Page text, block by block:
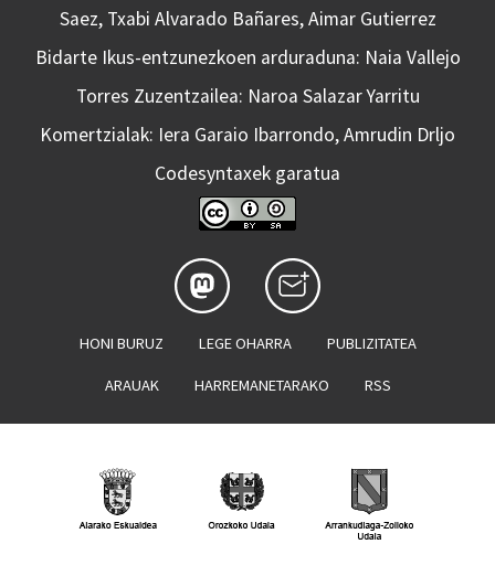
Saez, Txabi Alvarado Bañares, Aimar Gutierrez
Bidarte Ikus-entzunezkoen arduraduna: Naia Vallejo
Torres Zuzentzailea: Naroa Salazar Yarritu
Komertzialak: Iera Garaio Ibarrondo, Amrudin Drljo
Codesyntaxek garatua
HONI BURUZ LEGE OHARRA PUBLIZITATEA
ARAUAK HARREMANETARAKO RSS